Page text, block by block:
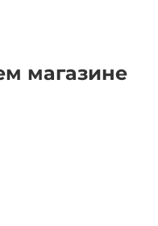
магазине